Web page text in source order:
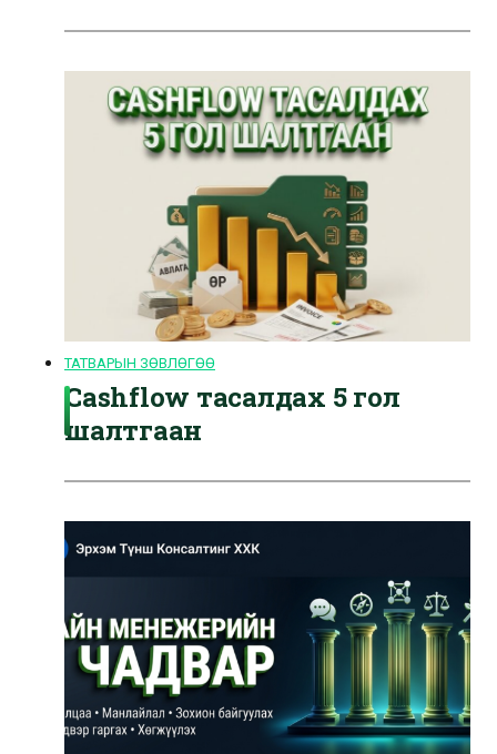
ТАТВАРЫН ЗӨВЛӨГӨӨ
Cashflow тасалдах 5 гол
шалтгаан